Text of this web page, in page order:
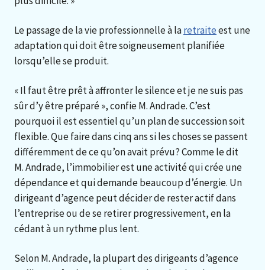
Le passage de la vie professionnelle à laretraiteest une
adaptation qui doit être soigneusement planifiée
lorsqu’elle se produit.
« Il faut être prêt à affronter le silence et je ne suis pas
sûr d’y être préparé », confie M. Andrade. C’est
pourquoi il est essentiel qu’un plan de succession soit
flexible. Que faire dans cinq ans si les choses se passent
différemment de ce qu’on avait prévu? Comme le dit
M. Andrade, l’immobilier est une activité qui crée une
dépendance et qui demande beaucoup d’énergie. Un
dirigeant d’agence peut décider de rester actif dans
l’entreprise ou de se retirer progressivement, en la
cédant à un rythme plus lent.
Selon M. Andrade, la plupart des dirigeants d’agence